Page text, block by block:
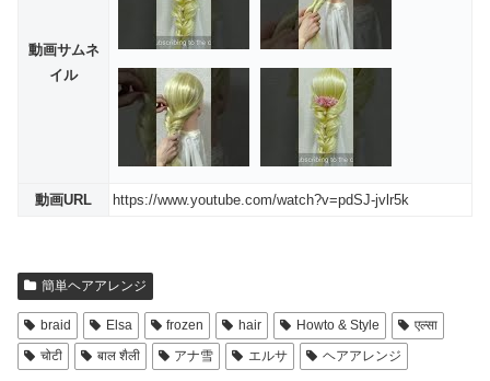
動画サムネ
イル
動画URL https://www.youtube.com/watch?v=pdSJ-jvlr5k
簡単ヘアアレンジ
braid Elsa frozen hair Howto & Style
एल्सा
चोटी
बाल शैली アナ雪 エルサ ヘアアレンジ